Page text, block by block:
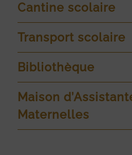
Cantine scolaire
Transport scolaire
Bibliothèque
Maison
Maternelles